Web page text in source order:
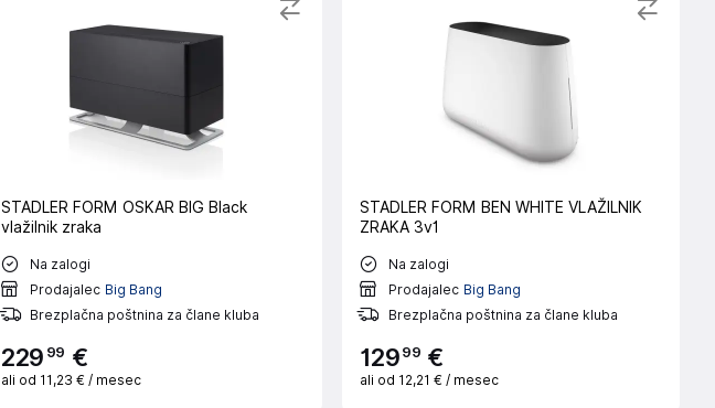
STADLER FORM OSKAR BIG Black
vlažilnik zraka
Na zalogi
Prodajalec Big Bang
Brezplačna poštnina za člane kluba
229 99 €
ali od 11,23 € / mesec
STADLER FORM BEN WHITE VLAŽILNIK
ZRAKA 3v1
Na zalogi
Prodajalec Big Bang
Brezplačna poštnina za člane kluba
12999 €
ali od 12,21 € / mesec